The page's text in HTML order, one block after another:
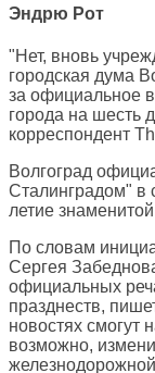
Эндрю Рот
"Нет, вновь
городская дума
за официальное
города на шесть
корреспондент
Волгоград
Сталинградом" в
летие
По словам
Сергея
официальных
празднеств,
новостях смогут
возможно,